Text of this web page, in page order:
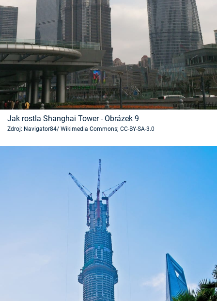
Jak rostla Shanghai Tower - Obrázek 9
Zdroj: Navigator84/ Wikimedia Commons; CC-BY-SA-3.0